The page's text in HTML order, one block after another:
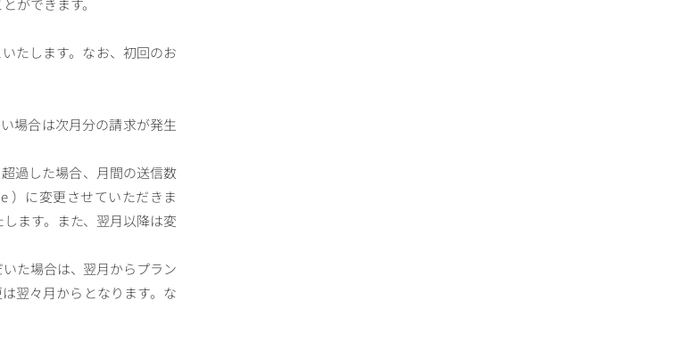
ができます。
たします。なお、初回のお
場合は次月分の請求が発生
過した場合、月間の送信数
）に変更させていただきま
ます。また、翌月以降は変
た場合は、翌月からプラン
翌々月からとなります。な